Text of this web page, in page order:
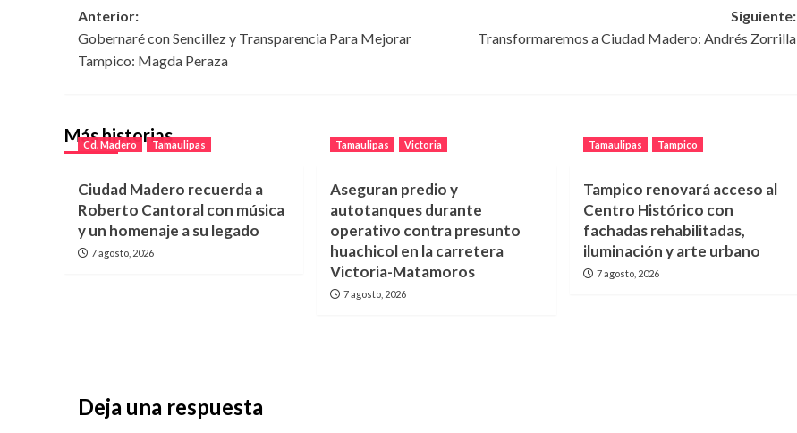
Navegación
de
entradas
Anterior:
Gobernaré con Sencillez y Transparencia Para Mejorar
Tampico: Magda Peraza
Siguiente:
Transformaremos a Ciudad Madero: Andrés Zorrilla
Más historias
Cd. Madero Tamaulipas
Ciudad Madero recuerda a
Roberto Cantoral con música
y un homenaje a su legado
7 agosto, 2026
Tamaulipas Victoria
Aseguran predio y
autotanques durante
operativo contra presunto
huachicol en la carretera
Victoria-Matamoros
7 agosto, 2026
Tamaulipas Tampico
Tampico renovará acceso al
Centro Histórico con
fachadas rehabilitadas,
iluminación y arte urbano
7 agosto, 2026
Deja una respuesta